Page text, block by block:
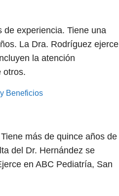
experiencia. Tiene una
La Dra. Rodríguez ejerce
la atención
otros.
Beneficios
más de quince años de
del Dr. Hernández se
en ABC Pediatría, San